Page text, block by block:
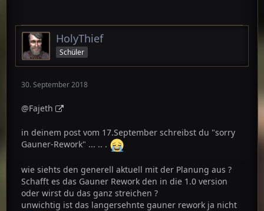
HolyThief
Schüler
30. September 2018
@Fajeth
in deinem post vom 17.September schreibst du "sorry
Gauner-Rework" ... .. .
wie siehts den generell aktuell mit der Planung aus ?
Schafft es das Gauner Rework den in die 1.0 version
oder wirst du das ganz streichen ?
unwichtig ist das langersehnte gauner rework ja nicht